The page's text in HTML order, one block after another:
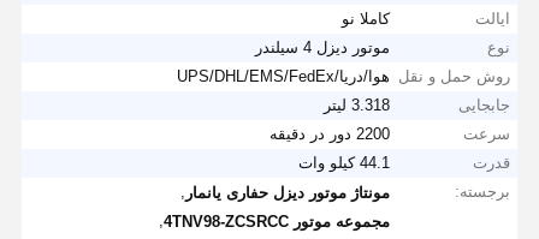
ایالت
کاملا نو
نوع
موتور دیزل 4 سیلندر
روش حمل و نقل هوا/دریا/UPS/DHL/EMS/FedEx
جابجایی
3.318 لیتر
سرعت
2200 دور در دقیقه
قدرت
44.1 کیلو وات
برجسته:
مونتاژ موتور دیزل حفاری یانمار
مجموعه موتور 4TNV98-ZCSRCC